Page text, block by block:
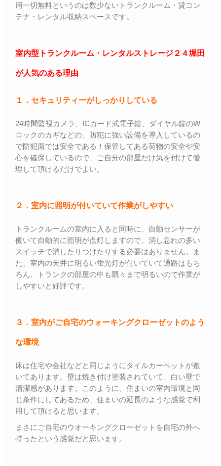
用一切無料というのは数少ないトランクルーム・貸コン
テナ・レンタル収納スペースです。
室内型トランクルーム・レンタルストレージ２４堀田
が人気のある理由
１．セキュリティーがしっかりしている
24時間監視カメラ、ICカード式電子錠、ダイヤル錠のW
ロックのカギなどの、防犯に強い設備を導入しているの
で防犯面では安全である！保管してある荷物の安全や安
心を確保しているので、ご自分の部屋だけ気を付けて管
理して頂けるだけでよい。
２．室内に照明が付いていて作業がしやすい
トランクルームの室内に入ると同時に、自動センサーが
働いて自動的に照明が点灯しますので、消し忘れの多い
スイッチで消したりつけたりする必要はありません。ま
た、室内の天井に明るい蛍光灯が付いていて通路はもち
ろん、トランクの部屋の中も隅々まで明るいので作業が
しやすいと好評です。
３．室内がご自宅のウォーキングクローゼットのよう
な環境
床は住宅や会社などと同じようにタイルカーペットが敷
いてあります。壁は焼き付け塗装されていて、白い壁で
清潔感があります。このように、住まいの室内環境と同
じ条件にしてあるため、住まいの延長のような感覚で利
用して頂けると思います。
まさにご自宅のウオーキングクローゼットを自宅の外へ
持ったという感覚だと思います。